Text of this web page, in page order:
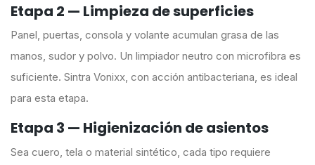
Etapa 2 — Limpieza de superficies
Panel, puertas, consola y volante acumulan grasa de las
manos, sudor y polvo. Un limpiador neutro con microfibra es
suficiente. Sintra Vonixx, con acción antibacteriana, es ideal
para esta etapa.
Etapa 3 — Higienización de asientos
Sea cuero, tela o material sintético, cada tipo requiere